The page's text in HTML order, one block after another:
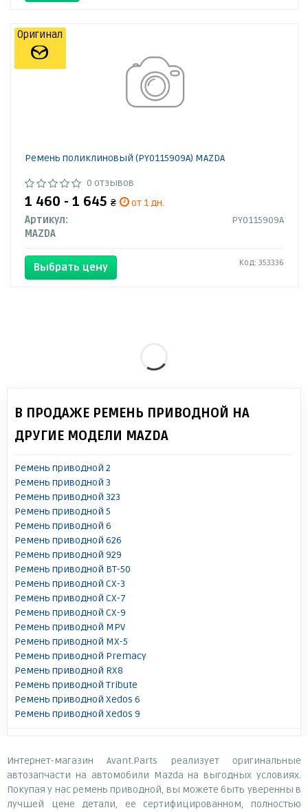
Ремень поликлиновый (PY0115909A) MAZDA
0 отзывов
1 460 - 1 645 ₴
от 1 дн.
Артикул:
PY0115909A
MAZDA
Выбрать цену Код: 353336
Оригинал
В ПРОДАЖЕ РЕМЕНЬ ПРИВОДНОЙ НА
ДРУГИЕ МОДЕЛИ MAZDA
Ремень приводной 2
Ремень приводной 3
Ремень приводной 323
Ремень приводной 5
Ремень приводной 6
Ремень приводной 626
Ремень приводной 929
Ремень приводной BT-50
Ремень приводной CX-3
Ремень приводной CX-7
Ремень приводной CX-9
Ремень приводной MPV
Ремень приводной MX-5
Ремень приводной Premacy
Ремень приводной RX8
Ремень приводной Tribute
Ремень приводной Xedos 6
Ремень приводной Xedos 9
Интернет-магазин Avant.Parts реализует оригинальные
автозапчасти на автомобили Mazda на выгодных условиях.
Покупая у нас ремень приводной, вы можете быть уверенны в
лучшей цене детали, ее сертифицированном, полностью